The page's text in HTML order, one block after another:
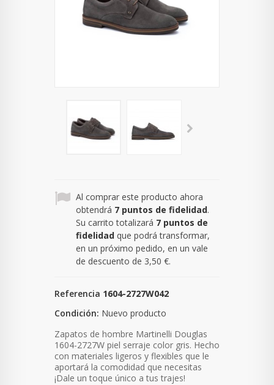
Al comprar este producto ahora
obtendrá 7 puntos de fidelidad.
Su carrito totalizará 7 puntos de
fidelidad que podrá transformar,
en un próximo pedido, en un vale
de descuento de 3,50 €.
Referencia 1604-2727W042
Condición: Nuevo producto
Zapatos de hombre Martinelli Douglas
1604-2727W piel serraje color gris. Hecho
con materiales ligeros y flexibles que le
aportará la comodidad que necesitas
¡Dale un toque único a tus trajes!